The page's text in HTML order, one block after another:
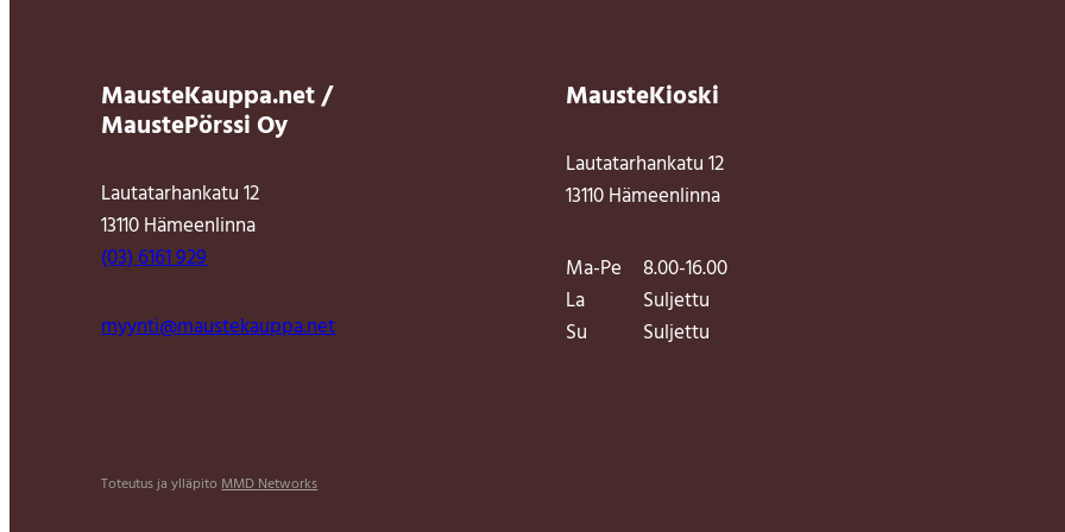
MausteKauppa.net /
MaustePörssi Oy
Lautatarhankatu 12
13110 Hämeenlinna
(03) 6161 929
myynti@maustekauppa.net
MausteKioski
Lautatarhankatu 12
13110 Hämeenlinna
Ma-Pe
8.00-16.00
La
Suljettu
Su
Suljettu
Toteutus ja ylläpitoMMD Networks